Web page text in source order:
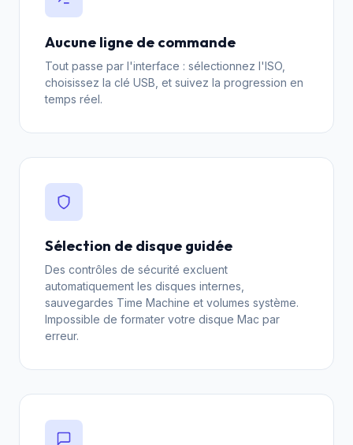
Aucune ligne de commande
Tout passe par l'interface : sélectionnez l'ISO,
choisissez la clé USB, et suivez la progression en
temps réel.
Sélection de disque guidée
Des contrôles de sécurité excluent
automatiquement les disques internes,
sauvegardes Time Machine et volumes système.
Impossible de formater votre disque Mac par
erreur.